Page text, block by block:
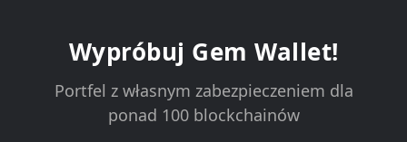
Wypróbuj Gem Wallet!
Portfel z własnym zabezpieczeniem dla
ponad 100 blockchainów